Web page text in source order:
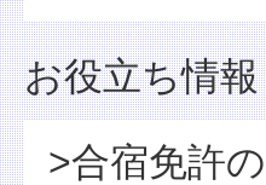
お役立ち情報
>合宿免許